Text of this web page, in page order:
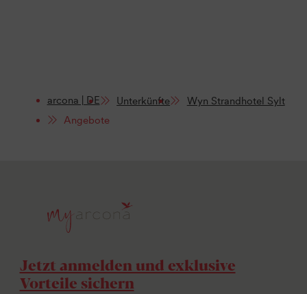
arcona | DE Unterkünfte
Wyn Strandhotel Sylt
Angebote
Jetzt anmelden und exklusive
Vorteile sichern